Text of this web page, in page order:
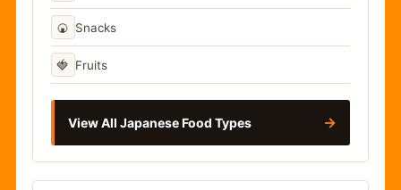
🍘 Snacks
🍓 Fruits
View All Japanese Food Types →